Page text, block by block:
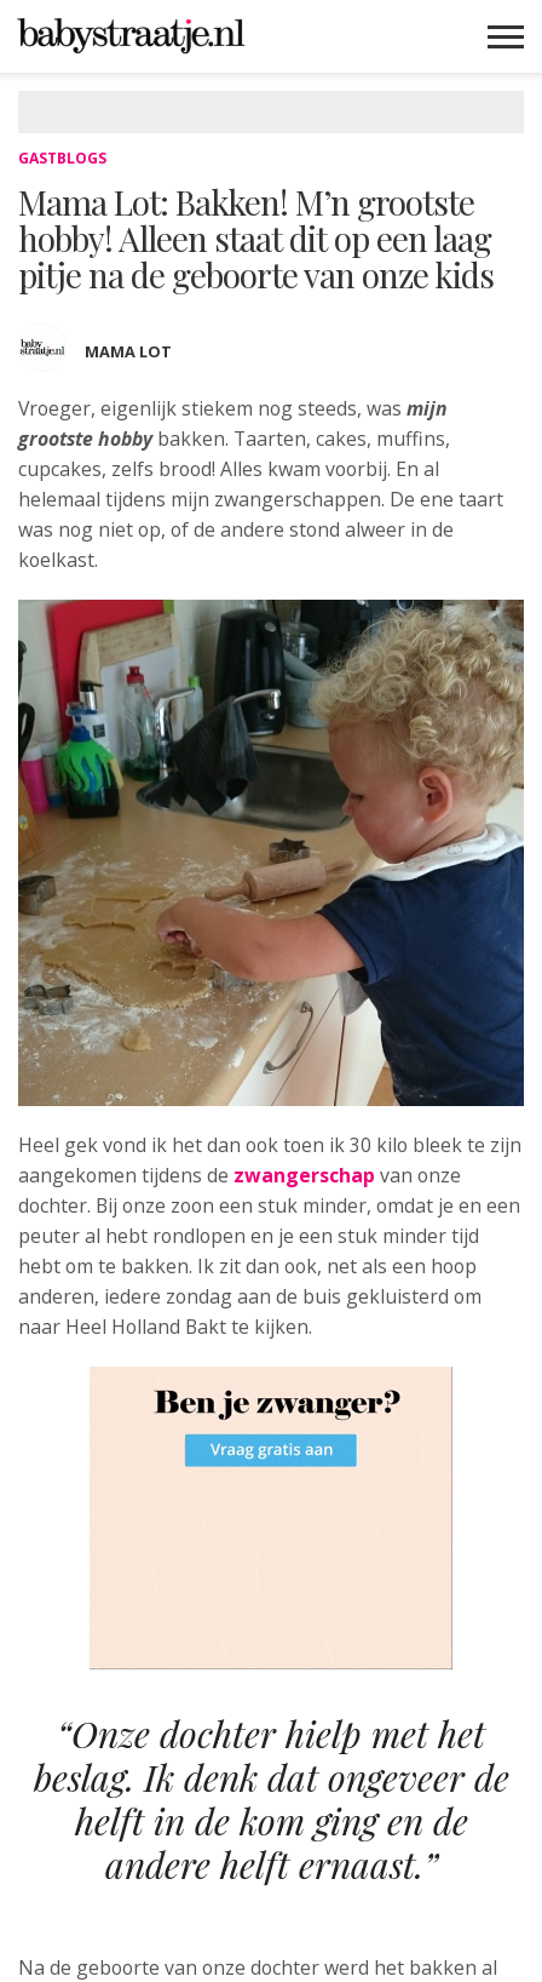
GASTBLOGS
Mama Lot: Bakken! M’n grootste
hobby! Alleen staat dit op een laag
pitje na de geboorte van onze kids
MAMA LOT
Vroeger, eigenlijk stiekem nog steeds, was mijn
grootste hobby bakken. Taarten, cakes, muffins,
cupcakes, zelfs brood! Alles kwam voorbij. En al
helemaal tijdens mijn zwangerschappen. De ene taart
was nog niet op, of de andere stond alweer in de
koelkast.
Heel gek vond ik het dan ook toen ik 30 kilo bleek te zijn
aangekomen tijdens de zwangerschap van onze
dochter. Bij onze zoon een stuk minder, omdat je en een
peuter al hebt rondlopen en je een stuk minder tijd
hebt om te bakken. Ik zit dan ook, net als een hoop
anderen, iedere zondag aan de buis gekluisterd om
naar Heel Holland Bakt te kijken.
“Onze dochter hielp met het
beslag. Ik denk dat ongeveer de
helft in de kom ging en de
andere helft ernaast.”
Na de geboorte van onze dochter werd het bakken al